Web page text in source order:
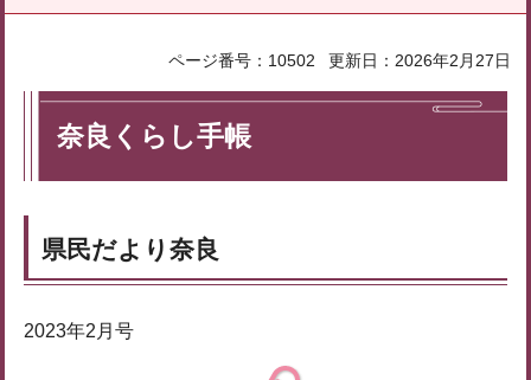
ページ番号：10502 更新日：2026年2月27日
奈良くらし手帳
県民だより奈良
2023年2月号